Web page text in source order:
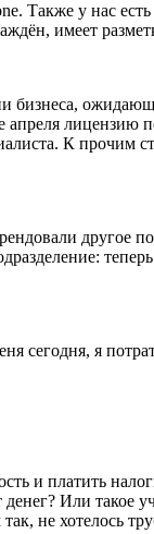
Также у нас
имеет
бизнеса,
лицензию
К прочим
другое
сегодня, я
и платить
Или такое
не хотелось